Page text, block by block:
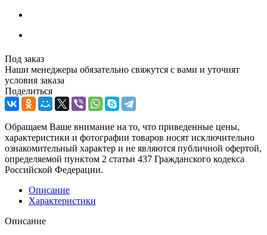
Под заказ
Наши менеджеры обязательно свяжутся с вами и уточнят
условия заказа
Поделиться
Обращаем Ваше внимание на то, что приведенные цены,
характеристики и фотографии товаров носят исключительно
ознакомительный характер и не являются публичной офертой,
определяемой пунктом 2 статьи 437 Гражданского кодекса
Российской Федерации.
Описание
Характеристики
Описание